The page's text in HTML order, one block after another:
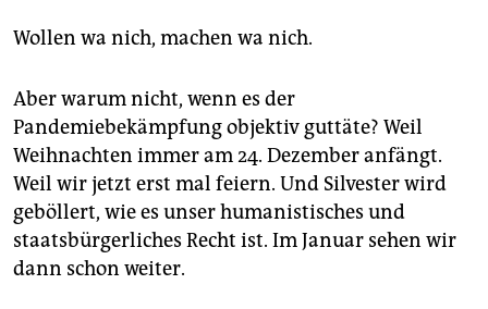
Wollen wa nich, machen wa nich.
Aber warum nicht, wenn es der
Pandemiebekämpfung objektiv guttäte? Weil
Weihnachten immer am 24. Dezember anfängt.
Weil wir jetzt erst mal feiern. Und Silvester wird
geböllert, wie es unser humanistisches und
staatsbürgerliches Recht ist. Im Januar sehen wir
dann schon weiter.